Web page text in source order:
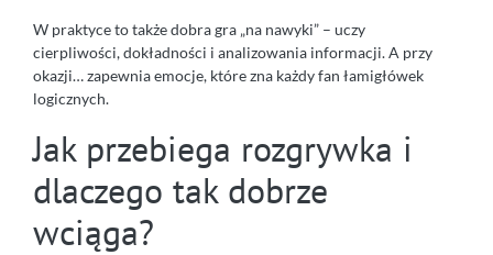
W praktyce to także dobra gra „na nawyki” – uczy
cierpliwości, dokładności i analizowania informacji. A przy
okazji… zapewnia emocje, które zna każdy fan łamigłówek
logicznych.
Jak przebiega rozgrywka i
dlaczego tak dobrze
wciąga?